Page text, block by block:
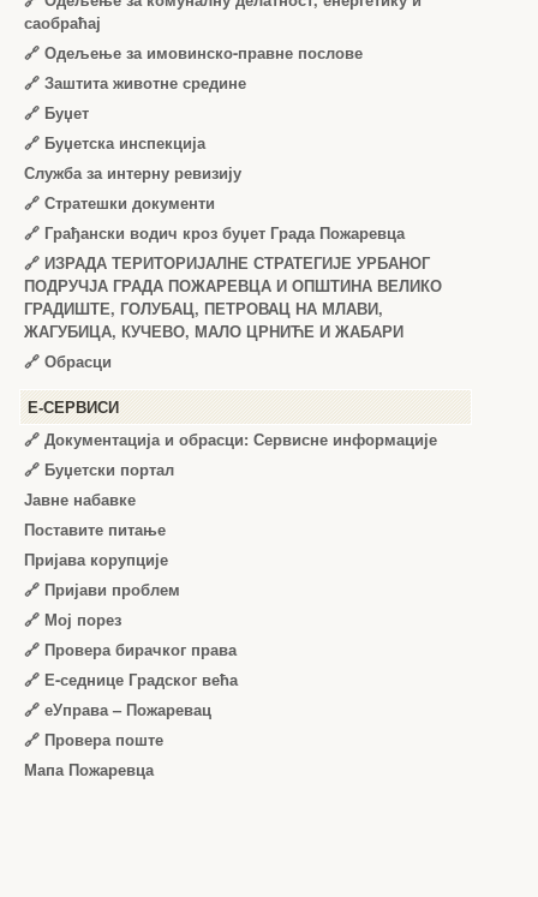
саобраћај
🔗 Одељење за имовинско-правне послове
🔗 Заштита животне средине
🔗 Буџет
🔗 Буџетска инспекција
Служба за интерну ревизију
🔗 Стратешки документи
🔗 Грађански водич кроз буџет Града Пожаревца
🔗 ИЗРАДА ТЕРИТОРИЈАЛНЕ СТРАТЕГИЈЕ УРБАНОГ
ПОДРУЧЈА ГРАДА ПОЖАРЕВЦА И ОПШТИНА ВЕЛИКО
ГРАДИШТЕ, ГОЛУБАЦ, ПЕТРОВАЦ НА МЛАВИ,
ЖАГУБИЦА, КУЧЕВО, МАЛО ЦРНИЋЕ И ЖАБАРИ
🔗 Обрасци
Е-СЕРВИСИ
🔗 Документација и обрасци: Сервисне информације
🔗 Буџетски портал
Јавне набавке
Поставите питање
Пријава корупције
🔗 Пријави проблем
🔗 Мој порез
🔗 Провера бирачког права
🔗 Е-седнице Градског већа
🔗 еУправа – Пожаревац
🔗 Провера поште
Мапа Пожаревца